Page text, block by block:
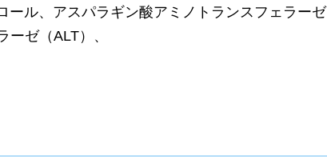
ール、アスパラギン酸アミノトランスフェラーゼ
ーゼ（ALT）、